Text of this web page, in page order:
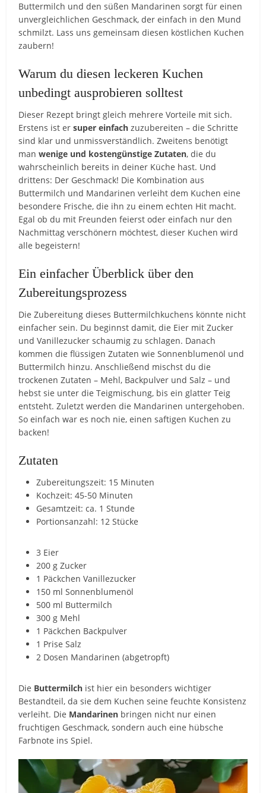
Buttermilch und den süßen Mandarinen sorgt für einen
unvergleichlichen Geschmack, der einfach in den Mund
schmilzt. Lass uns gemeinsam diesen köstlichen Kuchen
zaubern!
Warum du diesen leckeren Kuchen
unbedingt ausprobieren solltest
Dieser Rezept bringt gleich mehrere Vorteile mit sich.
Erstens ist ersuper einfach zuzubereiten – die Schritte
sind klar und unmissverständlich. Zweitens benötigt
manwenige und kostengünstige Zutaten, die du
wahrscheinlich bereits in deiner Küche hast. Und
drittens: Der Geschmack! Die Kombination aus
Buttermilch und Mandarinen verleiht dem Kuchen eine
besondere Frische, die ihn zu einem echten Hit macht.
Egal ob du mit Freunden feierst oder einfach nur den
Nachmittag verschönern möchtest, dieser Kuchen wird
alle begeistern!
Ein einfacher Überblick über den
Zubereitungsprozess
Die Zubereitung dieses Buttermilchkuchens könnte nicht
einfacher sein. Du beginnst damit, die Eier mit Zucker
und Vanillezucker schaumig zu schlagen. Danach
kommen die flüssigen Zutaten wie Sonnenblumenöl und
Buttermilch hinzu. Anschließend mischst du die
trockenen Zutaten – Mehl, Backpulver und Salz – und
hebst sie unter die Teigmischung, bis ein glatter Teig
entsteht. Zuletzt werden die Mandarinen untergehoben.
So einfach war es noch nie, einen saftigen Kuchen zu
backen!
Zutaten
Zubereitungszeit: 15 Minuten
Kochzeit: 45-50 Minuten
Gesamtzeit: ca. 1 Stunde
Portionsanzahl: 12 Stücke
3 Eier
200 g Zucker
1 Päckchen Vanillezucker
150 ml Sonnenblumenöl
500 ml Buttermilch
300 g Mehl
1 Päckchen Backpulver
1 Prise Salz
2 Dosen Mandarinen (abgetropft)
Die Buttermilch ist hier ein besonders wichtiger
Bestandteil, da sie dem Kuchen seine feuchte Konsistenz
verleiht. Die Mandarinen bringen nicht nur einen
fruchtigen Geschmack, sondern auch eine hübsche
Farbnote ins Spiel.